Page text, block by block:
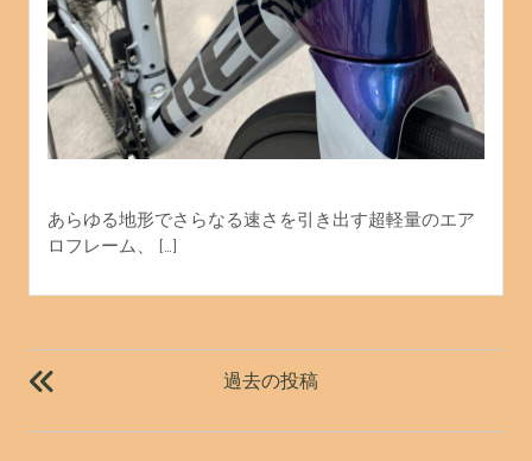
あらゆる地形でさらなる速さを引き出す超軽量のエア
ロフレーム、 […]
投
稿
ビ
過去の投稿